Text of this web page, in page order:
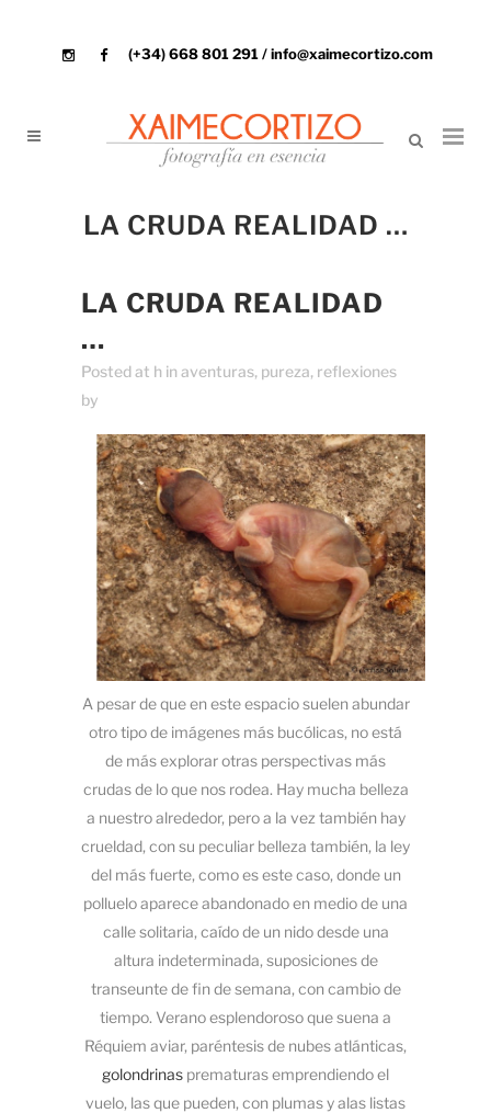
(+34) 668 801 291 / info@xaimecortizo.com
LA CRUDA REALIDAD …
LA CRUDA REALIDAD
…
Posted at h in aventuras, pureza, reflexiones
by
A pesar de que en este espacio suelen abundar
otro tipo de imágenes más bucólicas, no está
de más explorar otras perspectivas más
crudas de lo que nos rodea. Hay mucha belleza
a nuestro alrededor, pero a la vez también hay
crueldad, con su peculiar belleza también, la ley
del más fuerte, como es este caso, donde un
polluelo aparece abandonado en medio de una
calle solitaria, caído de un nido desde una
altura indeterminada, suposiciones de
transeunte de fin de semana, con cambio de
tiempo. Verano esplendoroso que suena a
Réquiem aviar, paréntesis de nubes atlánticas,
golondrinas prematuras emprendiendo el
vuelo, las que pueden, con plumas y alas listas